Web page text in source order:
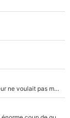
Mercato - OM : Un grand nom a été éjecté, «l’entraîneur ne voulait pas me conserver»